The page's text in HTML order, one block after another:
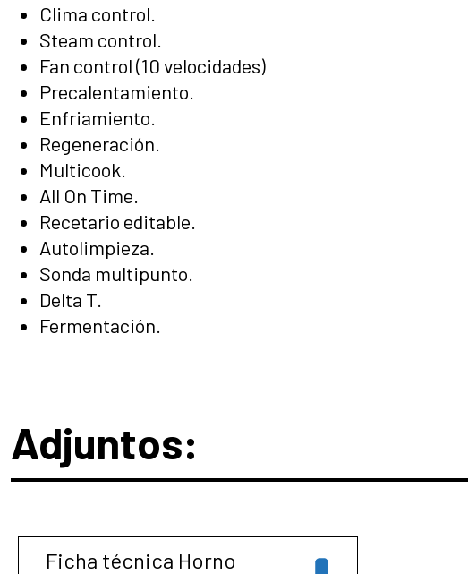
Clima control.
Steam control.
Fan control (10 velocidades)
Precalentamiento.
Enfriamiento.
Regeneración.
Multicook.
All On Time.
Recetario editable.
Autolimpieza.
Sonda multipunto.
Delta T.
Fermentación.
Adjuntos:
Ficha técnica Horno